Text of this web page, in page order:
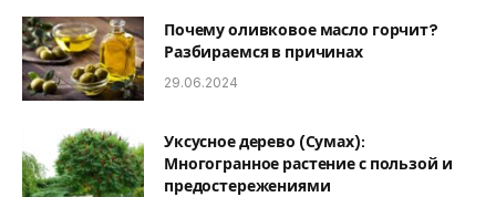
Почему оливковое масло горчит?
Разбираемся в причинах
29.06.2024
Уксусное дерево (Сумах):
Многогранное растение с пользой и
предостережениями